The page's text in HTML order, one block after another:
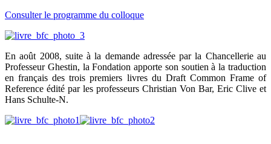
Consulter le programme du colloque
En août 2008, suite à la demande adressée par la Chancellerie au
Professeur Ghestin, la Fondation apporte son soutien à la traduction
en français des trois premiers livres du Draft Common Frame of
Reference édité par les professeurs Christian Von Bar, Eric Clive et
Hans Schulte-N.